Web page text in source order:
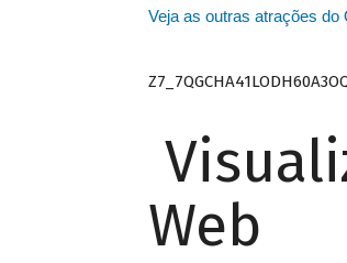
Veja as outras atrações do
Web